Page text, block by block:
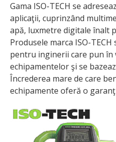
Gama ISO-TECH se
aplicaţii, cuprinzând
apă, luxmetre digitale înalt
Produsele marca ISO-
pentru inginerii care pun în
echipamentelor şi se
Încrederea mare de care
echipamente oferă o